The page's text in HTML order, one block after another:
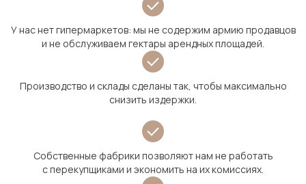
У нас нет гипермаркетов: мы не содержим армию продавцов
и не обслуживаем гектары арендных площадей.
Производство и склады сделаны так, чтобы максимально
снизить издержки.
Собственные фабрики позволяют нам не работать
с перекупщиками и экономить на их комиссиях.